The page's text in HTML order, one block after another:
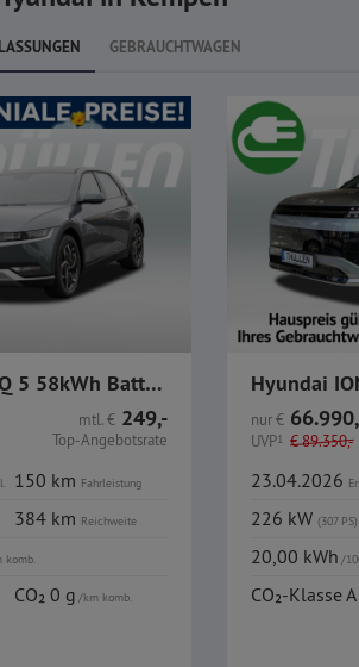
GEBRAUCHTWAGEN
Hyundai IONIQ 5 58kWh Batterie Heckantrieb Wärmepumpe
mtl.€ 249,-
Top-Angebotsrate
150 km Fahrleistung
384 km Reichweite
komb.
CO₂ 0 g/km komb.
nur€
UVP1 €89.350,-
23.04.2026
226 kW (307 PS)
20,00 kWh/
CO₂-Klasse A